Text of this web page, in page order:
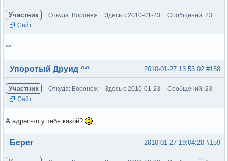
Участник Откуда: Воронеж Здесь с 2010-01-23
Сообщений: 23
Сайт
^^
Вне форума #158
2010-01-27 13:53:02
Упоротый Друид ^^
Участник Откуда: Воронеж Здесь с 2010-01-23
Сообщений: 23
Сайт
А адрес-то у тебя какой?
Вне форума #159
2010-01-27 19:04:20
Берег